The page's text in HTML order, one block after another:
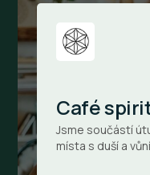
Café
Jsme součástí
místa s duší a